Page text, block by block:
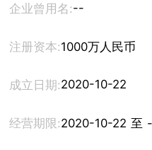
企业曾用名:--
注册资本:1000万人民币
成立日期:2020-10-22
经营期限: